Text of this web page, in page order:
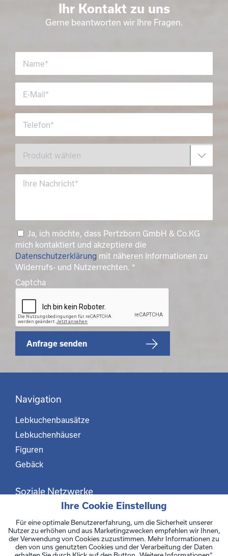
Ihr Kontakt zu uns
Gerne beantworten wir Ihre Fragen.
Ja, ich möchte, dass Pertzborn GmbH & Co.KG
mich kontaktiert und akzeptiere die
Datenschutzerklärung mit näheren Informationen zu
Widerrufs- und Nutzerrechten. *
Captcha
Anfrage senden
Navigation
Lebkuchenbausätze
Lebkuchenhäuser
Figuren
Gebäck
Soziale Netzwerke
Instagram
Datenschutzerklärung
Ihre Cookie Einstellung
Für eine optimale Benutzererfahrung, um die Sicherheit unserer
Nutzer zu erhöhen und aus Marketingzwecken empfehlen wir Ihnen,
der Verwendung von Cookies zuzustimmen. Mehr Informationen zu
den von uns genutzten Cookies und der Verarbeitung der Daten